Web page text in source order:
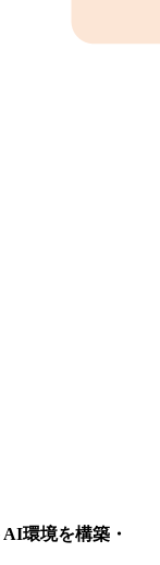
AI環境を構築・